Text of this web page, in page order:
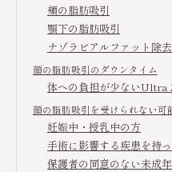
頬の脂肪吸引
顎下の脂肪吸引
ナゾラビアルファット除去
顔の脂肪吸引のダウンタイム
体への負担が少ないUltra
顔の脂肪吸引を受けられない可
妊娠中・授乳中の方
手術に影響する疾患を持
保護者の同意のない未成年